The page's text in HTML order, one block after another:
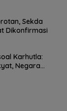
Sekda
Dikonfirmasi
Karhutla:
Negara